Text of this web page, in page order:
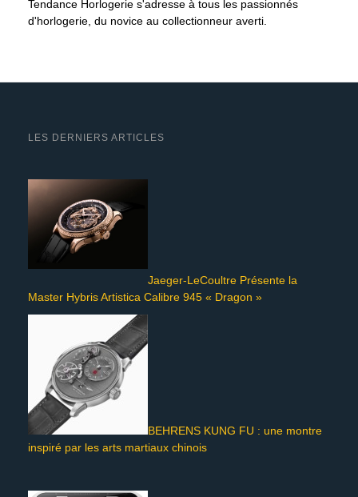
Tendance Horlogerie s'adresse à tous les passionnés
d'horlogerie, du novice au collectionneur averti.
LES DERNIERS ARTICLES
Jaeger-LeCoultre Présente la
Master Hybris Artistica Calibre 945 « Dragon »
BEHRENS KUNG FU : une montre
inspiré par les arts martiaux chinois